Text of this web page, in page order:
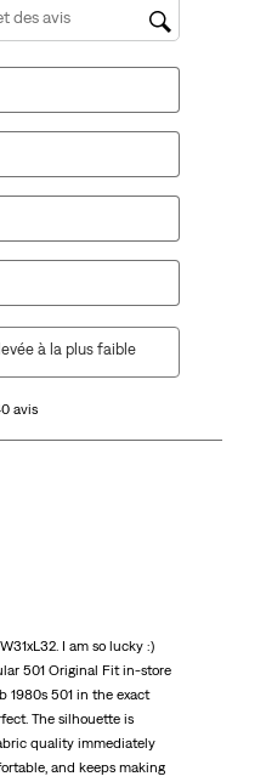
et d'avis
avis
à la plus faible
I am so lucky :)
501 Original Fit in-store
1980s 501 in the exact
The silhouette is
quality immediately
and keeps making